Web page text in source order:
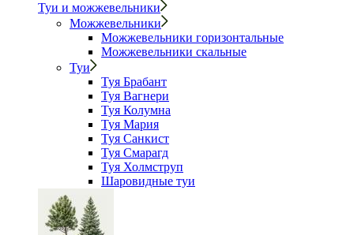
Туи и можжевельники
Можжевельники
Можжевельники горизонтальные
Можжевельники скальные
Туи
Туя Брабант
Туя Вагнери
Туя Колумна
Туя Мария
Туя Санкист
Туя Смарагд
Туя Холмструп
Шаровидные туи